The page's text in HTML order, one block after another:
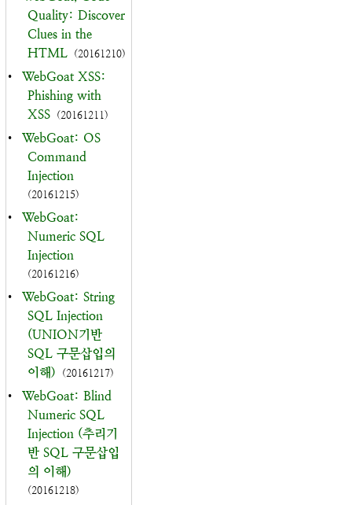
Quality: Discover
Clues in the
HTML (20161210)
•
WebGoat XSS:
Phishing with
XSS (20161211)
•
WebGoat: OS
Command
Injection
(20161215)
•
WebGoat:
Numeric SQL
Injection
(20161216)
•
WebGoat: String
SQL Injection
(UNION기반
SQL 구문삽입의
이해)
(20161217)
•
WebGoat: Blind
Numeric SQL
Injection (추리기
반 SQL 구문삽입
의 이해)
(20161218)